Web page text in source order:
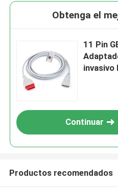
Obtenga el
11 Pin
invasivo
Continuar
Productos recomendados